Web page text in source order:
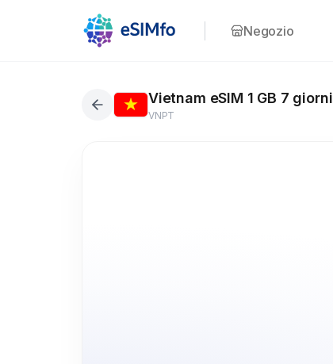
Negozio
Vietnam eSIM 1 GB 7 giorni
VNPT